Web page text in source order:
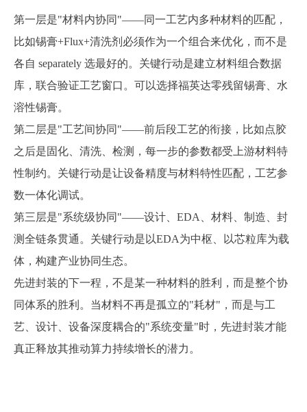
第一层是"材料内协同"——同一工艺内多种材料的匹配，
比如锡膏+Flux+清洗剂必须作为一个组合来优化，而不是
各自 separately 选最好的。关键行动是建立材料组合数据
库，联合验证工艺窗口。 可以选择福英达零残留锡膏、水
溶性锡膏。
第二层是"工艺间协同"——前后段工艺的衔接，比如点胶
之后是固化、清洗、检测，每一步的参数都受上游材料特
性制约。关键行动是让设备精度与材料特性匹配，工艺参
数一体化调试。
第三层是"系统级协同"——设计、EDA、材料、制造、封
测全链条贯通。关键行动是以EDA为中枢、以芯粒库为载
体，构建产业协同生态。
先进封装的下一程，不是某一种材料的胜利，而是整个协
同体系的胜利。当材料不再是孤立的"耗材"，而是与工
艺、设计、设备深度耦合的"系统变量"时，先进封装才能
真正释放其推动算力持续增长的潜力。